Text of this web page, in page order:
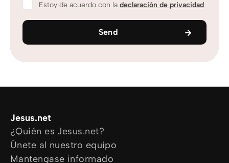
Estoy de acuerdo con la declaración de privacidad
Send
Jesus.net
¿Quién es Jesus.net?
Únete al nuestro equipo
Mantengase informado